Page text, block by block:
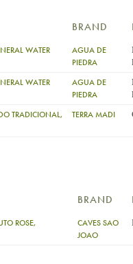
BRAND
WATER
AGUA DE
PIEDRA
WATER
AGUA DE
PIEDRA
TRADICIONAL,
TERRA MADI
BRAND
ROSE,
CAVES SAO
JOAO